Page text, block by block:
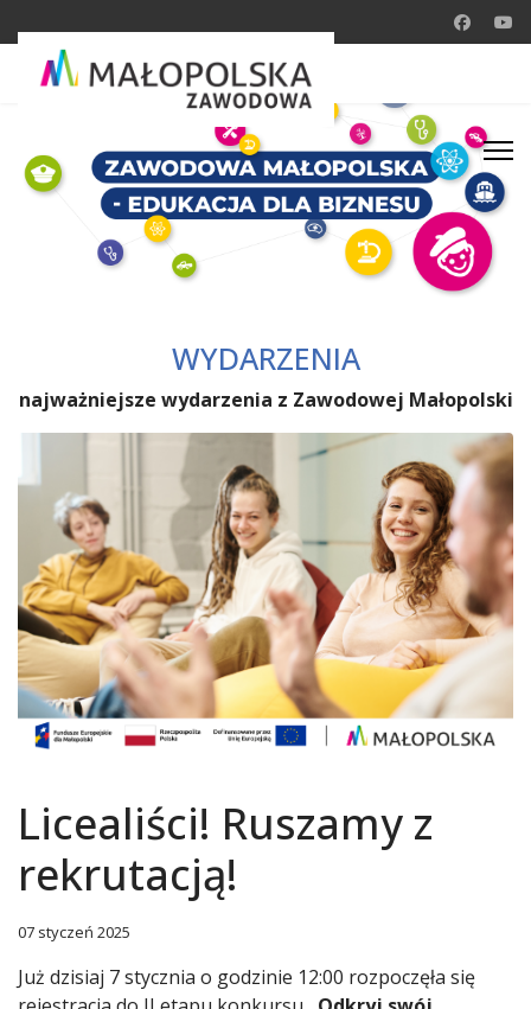
WYDARZENIA
najważniejsze wydarzenia z Zawodowej Małopolski
Licealiści! Ruszamy z
rekrutacją!
07 styczeń 2025
Już dzisiaj 7 stycznia o godzinie 12:00 rozpoczęła się